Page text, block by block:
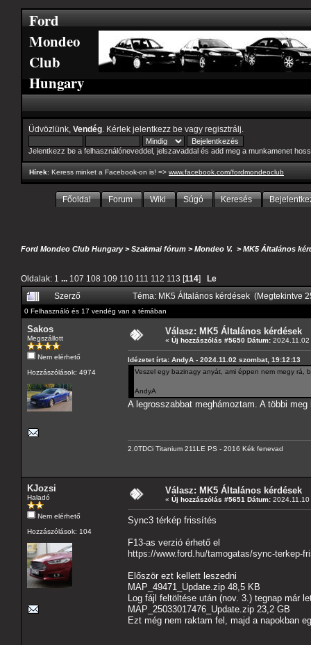
Ford
Mondeo
Club
Hungary
Üdvözlünk, Vendég . Kérlek jelentkezz be vagy regisztrálj
Jelentkezz be a felhasználóneveddel, jelszavaddal és add meg a munkamenet
Hírek: Keress minket a Facebook-on is! => www.facebook.com/fordmondeoclub
Főoldal Forum Wiki Súgó Keresés
Ford Mondeo Club Hungary>Szakmai fórum >Mondeo V. >MK5 Általános
Oldalak: 1 ... 107 108 109 110 111 112 113 [114] Le
Szerző
Téma: MK5 Általános kérdések (Megtekintve
0 Felhasználó és 17 vendég van a témában
Sakos
Megszállott
Nem elérhető
Hozzászólások: 4974
Válasz: MK5 Általános kérdések
« Új hozzászólás #5650 Dátum:
Idézetet írta: AndyA - 2024.11.02 szombat, 19:12:13
Veszel egy bazinagy anyát, ami éppen nem megy rá,
AndyA
A legrosszabbat meghámoztam. A többi
2.0TDCi Titanium 211LE PS - 2016 Kék fenevad
KJozsi
Haladó
Nem elérhető
Hozzászólások: 104
Válasz: MK5 Általános kérdések
« Új hozzászólás #5651 Dátum:
Sync3 térkép frissítés
F13-as verzió érhető el
https://www.ford.hu/tamogatas/sync-terkep-
Először ezt kellett leszedni
MAP_49471_Update.zip 48,5 KB
Log fájl feltöltése után (nov. 3.) tegnap már
MAP_25033017476_Update.zip 23,2 GB
Ezt még nem raktam fel, majd a napokban